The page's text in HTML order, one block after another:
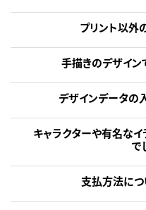
プリント以外
手描きのデザイン
デザインデータの
キャラクターや有名な
で
支払方法につ